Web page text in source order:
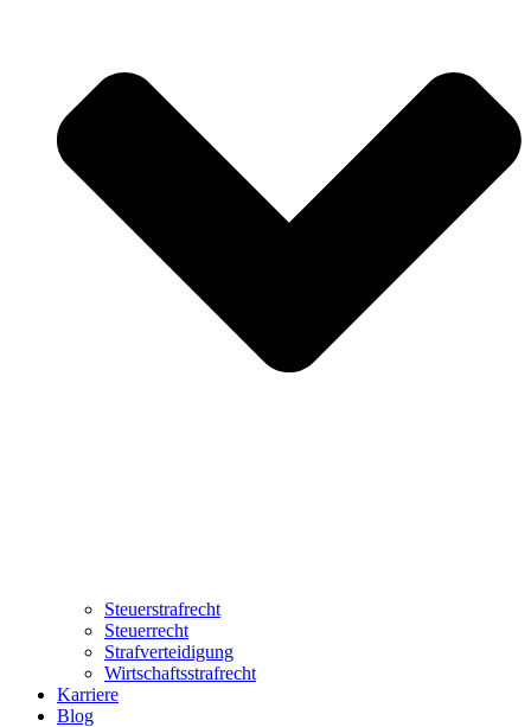
Steuerstrafrecht
Steuerrecht
Strafverteidigung
Wirtschaftsstrafrecht
Karriere
Blog